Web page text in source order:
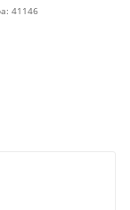
41146